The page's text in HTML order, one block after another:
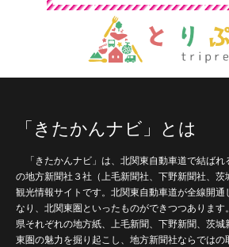
「きたかんナビ」とは
「きたかんナビ」は、北関東自動車道で結ばれ
の地方新聞社３社（上毛新聞社、下野新聞社、茨
観光情報サイトです。北関東自動車道が全線開通
なり、北関東圏といったものができつつあります
県それぞれの地方紙、上毛新聞、下野新聞、茨
東圏の魅力を掘り起こし、地方新聞社ならではの